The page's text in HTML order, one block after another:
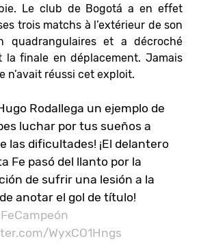
Le club de Bogotá a en effet
trois matchs à l’extérieur de son
quadrangulaires et a décroché
la finale en déplacement. Jamais
n’avait réussi cet exploit.
Rodallega un ejemplo de
luchar por tus sueños a
las dificultades! ¡El delantero
Fe pasó del llanto por la
de sufrir una lesión a la
anotar el gol de título!
WyxCO1Hngs